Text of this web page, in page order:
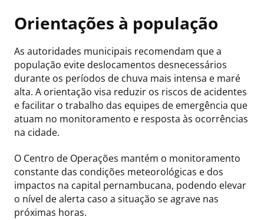
Orientações à população
As autoridades municipais recomendam que a
população evite deslocamentos desnecessários
durante os períodos de chuva mais intensa e maré
alta. A orientação visa reduzir os riscos de acidentes
e facilitar o trabalho das equipes de emergência que
atuam no monitoramento e resposta às ocorrências
na cidade.
O Centro de Operações mantém o monitoramento
constante das condições meteorológicas e dos
impactos na capital pernambucana, podendo elevar
o nível de alerta caso a situação se agrave nas
próximas horas.